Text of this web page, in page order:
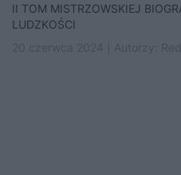
II TOM MISTRZOWSKIEJ
LUDZKOŚCI